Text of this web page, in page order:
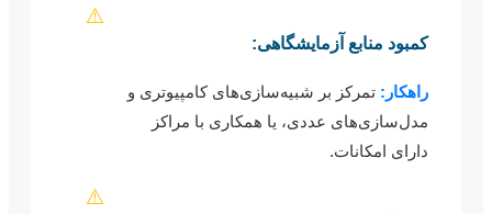
⚠️
کمبود منابع آزمایشگاهی:
راهکار: تمرکز بر شبیه‌سازی‌های کامپیوتری و
مدل‌سازی‌های عددی، یا همکاری با مراکز
دارای امکانات.
⚠️